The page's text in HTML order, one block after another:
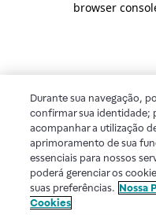
browser
Durante sua navegação,
confirmar sua identidade;
acompanhar a utilização
aprimoramento de sua
essenciais para nossos
poderá gerenciar os
suas preferências. Nossa
Cookies